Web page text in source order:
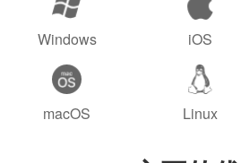
Windows iOS
macOS Linux